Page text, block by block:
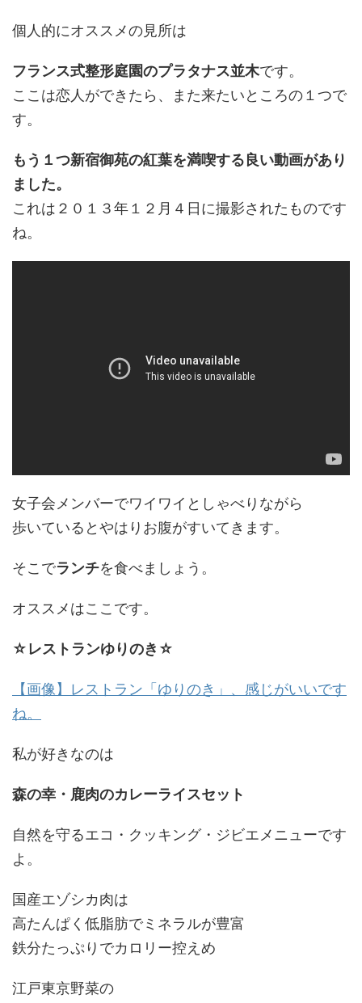
個人的にオススメの見所は
フランス式整形庭園のプラタナス並木です。
ここは恋人ができたら、また来たいところの１つで
す。
もう１つ新宿御苑の紅葉を満喫する良い動画があり
ました。
これは２０１３年１２月４日に撮影されたものです
ね。
女子会メンバーでワイワイとしゃべりながら
歩いているとやはりお腹がすいてきます。
そこでランチを食べましょう。
オススメはここです。
☆レストランゆりのき☆
【画像】レストラン「ゆりのき」、感じがいいです
ね。
私が好きなのは
森の幸・鹿肉のカレーライスセット
自然を守るエコ・クッキング・ジビエメニューです
よ。
国産エゾシカ肉は
高たんぱく低脂肪でミネラルが豊富
鉄分たっぷりでカロリー控えめ
江戸東京野菜の